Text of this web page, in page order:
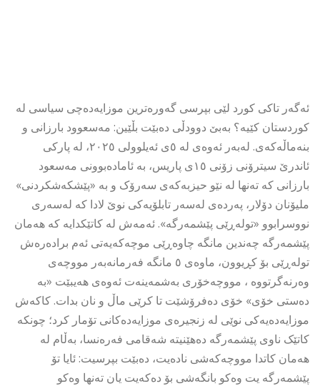
ئەگەر تاکى کورد لێی بپرسی گەورەترین موزایەدەچی سیاسی لە
کوردستان کێیە؟ بەبێ دوودڵی دەبێت بڵێین: مەسعوود بارزانی و
بنەماڵەکەی. لەبەر ئەوەى لە ٥ی ئەیلوولی ٢٠٢٥، لە پارکی
ئاندرێ سیترۆنی زۆنی ١٥ی پاریس، بە ئامادەبوونی مەسعود
بارزانى کە تەنها لە نێو حیزبەکەى سەرۆک و بە «پێشکەشکردنی»
ملیۆنان دۆلار، پەردەی لەسەر تابلۆیەکی نوێ لادا کە لەسەری
نووسرابوو «تولەڕێی پێشمەرگە». ئەمەش لە کاتێکدایە کە هەمان
پێشمەرگە چەندین مانگە چاوەڕێى موچەکەیەتى ئەم برادەرەش
تولەڕێى بۆ کڕیوون، ماوەی ٥ مانگە فەرمانەبەر مووچەی
وەرنەگرتووە ، مووچەخۆرى بەشمەینەت ئەوەى هەیبێت «بە
دەستی خۆی» خۆی دەفرۆشێت تا کرێی ماڵ و نان بدات. کاکەش
موزایەدەیەکی نوێی لە زنجیرەی موزایەدەکانى تۆمار کرد؛ چونکە
کاتێک ناوی پێشمەرگە دەهێنیتە شەقامی فەرەنسا، بەڵام لە
هەمان کاتدا مووچەکەشى نادەیت، دەبێت بپرسیت: ئایا تۆ
پێشمەرگە یت وەکو بانگەشى بۆ دەکەیت یان تەنها وەکو